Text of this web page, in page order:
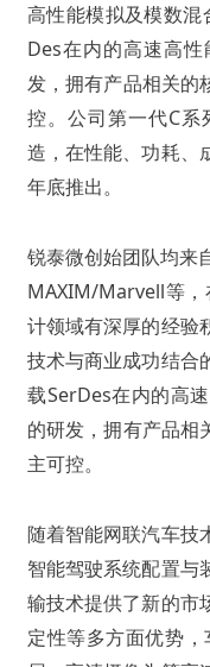
高性能模拟及模数
Des在内的高速高
发，拥有产品相关的
控。公司第一代C
造，在性能、功耗、
年底推出。
锐泰微创始团队均来
MAXIM/Marvell等，
计领域有深厚的经验
技术与商业成功结合
载SerDes在内的高
的研发，拥有产品相
主可控。
随着智能网联汽车技
智能驾驶系统配置与
输技术提供了新的市
定性等多方面优势